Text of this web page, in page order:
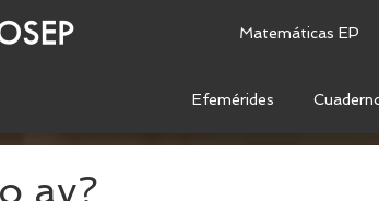
Matemáticas EP
Efemérides
¿HAY,
ay?